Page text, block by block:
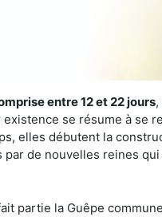
entre 12 et 22 jours
se résume à se
elles débutent la
de nouvelles reines
partie la Guêpe